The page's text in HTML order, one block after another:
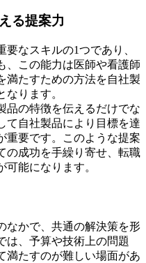
る提案力
なスキルの1つであり、
、この能力は医師や看護師
満たすための方法を自社製
ります。
品の特徴を伝えるだけでな
て自社製品により目標を達
重要です。このような提案
の成功を手繰り寄せ、転職
能になります。
なかで、共通の解決策を形
は、予算や技術上の問題
満たすのが難しい場面があ